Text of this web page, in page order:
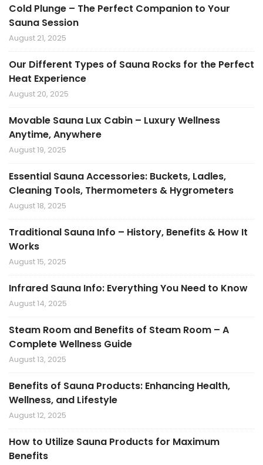
Cold Plunge – The Perfect Companion to Your
Sauna Session
August 21, 2025
Our Different Types of Sauna Rocks for the Perfect
Heat Experience
August 20, 2025
Movable Sauna Lux Cabin – Luxury Wellness
Anytime, Anywhere
August 19, 2025
Essential Sauna Accessories: Buckets, Ladles,
Cleaning Tools, Thermometers & Hygrometers
August 18, 2025
Traditional Sauna Info – History, Benefits & How It
Works
August 15, 2025
Infrared Sauna Info: Everything You Need to Know
August 14, 2025
Steam Room and Benefits of Steam Room – A
Complete Wellness Guide
August 13, 2025
Benefits of Sauna Products: Enhancing Health,
Wellness, and Lifestyle
August 12, 2025
How to Utilize Sauna Products for Maximum
Benefits